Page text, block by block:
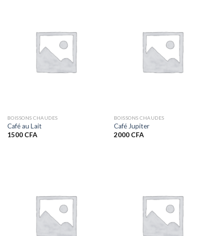
BOISSONS CHAUDES
Café au Lait
1500 CFA
BOISSONS CHAUDES
Café Jupiter
2000 CFA